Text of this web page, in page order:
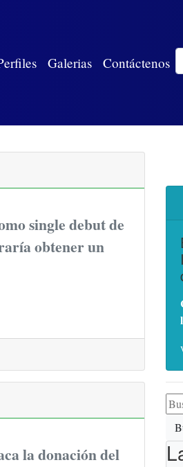
Galerias Contáctenos
single debut de
obtener un
la donación del